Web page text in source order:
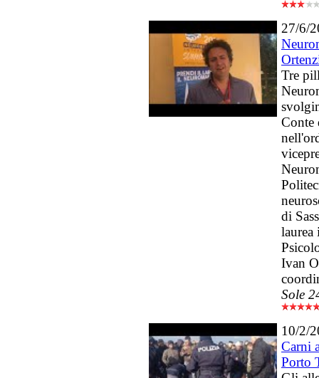
27/6/
Tre
Conte
di
laurea
Ivan
Sole
10/2/
Carni
Porto